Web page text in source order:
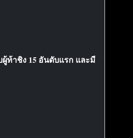
ท้าชิง 15 อันดับแรก และมี